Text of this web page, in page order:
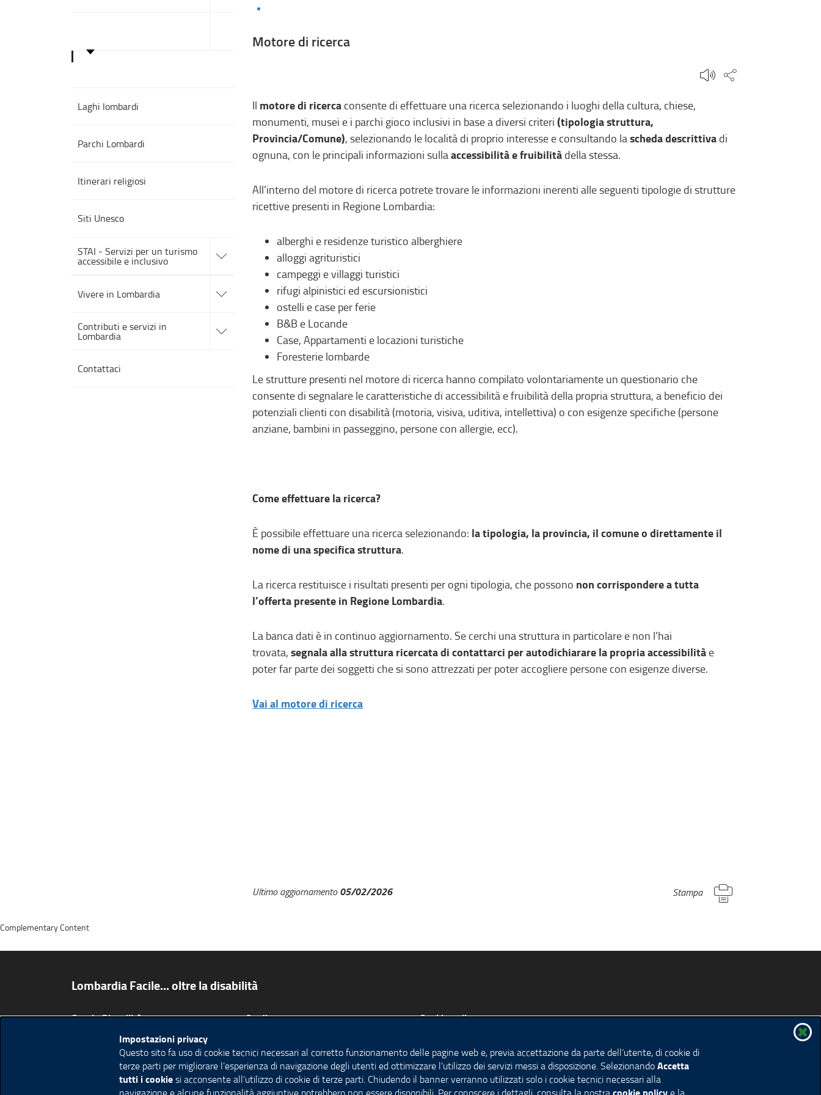
Laghi lombardi
Parchi Lombardi
Itinerari religiosi
Siti Unesco
STAI - Servizi per un turismo
accessibile e inclusivo
alle
sotto
Vivere in Lombardia
alle
sotto
Contributi e servizi in
Lombardia
alle
sotto
Contattaci
Motore di ricerca
Condividi
Il motore di ricerca consente di effettuare una ricerca selezionando i luoghi della cultura, chiese,
monumenti, musei e i parchi gioco inclusivi in base a diversi criteri(tipologia struttura,
Provincia/Comune), selezionando le località di proprio interesse e consultando lascheda descrittiva di
ognuna, con le principali informazioni sullaaccessibilità e fruibilità della stessa.
All’interno del motore di ricerca potrete trovare le informazioni inerenti alle seguenti tipologie di strutture
ricettive presenti in Regione Lombardia:
alberghi e residenze turistico alberghiere
alloggi agrituristici
campeggi e villaggi turistici
rifugi alpinistici ed escursionistici
ostelli e case per ferie
B&B e Locande
Case, Appartamenti e locazioni turistiche
Foresterie lombarde
Le strutture presenti nel motore di ricerca hanno compilato volontariamente un questionario che
consente di segnalare le caratteristiche di accessibilità e fruibilità della propria struttura, a beneficio dei
potenziali clienti con disabilità (motoria, visiva, uditiva, intellettiva) o con esigenze specifiche (persone
anziane, bambini in passeggino, persone con allergie, ecc).
Come effettuare la ricerca?
È possibile effettuare una ricerca selezionando: la tipologia, la provincia, il comune o direttamente il
nome di una specifica struttura.
La ricerca restituisce i risultati presenti per ogni tipologia, che possono non corrispondere a tutta
l’offerta presente in Regione Lombardia.
La banca dati è in continuo aggiornamento. Se cerchi una struttura in particolare e non l’hai
trovata,segnala alla struttura ricercata di contattarci per autodichiarare la propria accessibilità e
poter far parte dei soggetti che si sono attrezzati per poter accogliere persone con esigenze diverse.
Vai al motore di ricerca
Ultimo aggiornamento05/02/2026 Stampa
Impostazioni privacy
Questo sito fa uso di cookie tecnici necessari al corretto funzionamento delle pagine web e, previa accettazione da parte dell’utente, di cookie di
terze parti per migliorare l’esperienza di navigazione degli utenti ed ottimizzare l’utilizzo dei servizi messi a disposizione. SelezionandoAccetta
tutti i cookiesi acconsente all’utilizzo di cookie di terze parti. Chiudendo il banner verranno utilizzati solo i cookie tecnici necessari alla
Lombardia Facile... oltre la disabilità
Spazio Disabilità
Muoversi in Lombardia
Turismo in Lombardia
Vivere in Lombardia
Credits
Note legali
Cookie policy
Cookie policy
Complementary Content